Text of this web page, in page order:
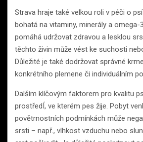
Strava hraje také velkou roli v péči o
bohatá na vitaminy, minerály a omega-
pomáhá udržovat zdravou a lesklou
těchto živin může vést ke suchosti
Důležité je také dodržovat správné
konkrétního plemene či individuálním
Dalším klíčovým faktorem pro kvalitu
prostředÍ, ve kterém pes žije. Pobyt
povětrnostních podmínkách může
srsti – např., vlhkost vzduchu nebo